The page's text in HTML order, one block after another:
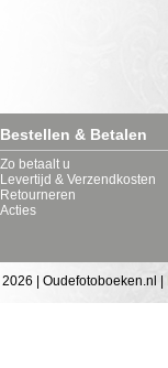
Bestellen & Betalen
Zo betaalt u
Levertijd & Verzendkosten
Retourneren
Acties
| Oudefotoboeken.nl |